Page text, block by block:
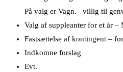
På valg er Vagn.– villig til
Valg af suppleanter for et år
Fastsættelse af kontingent –
Indkomne forslag
Evt.